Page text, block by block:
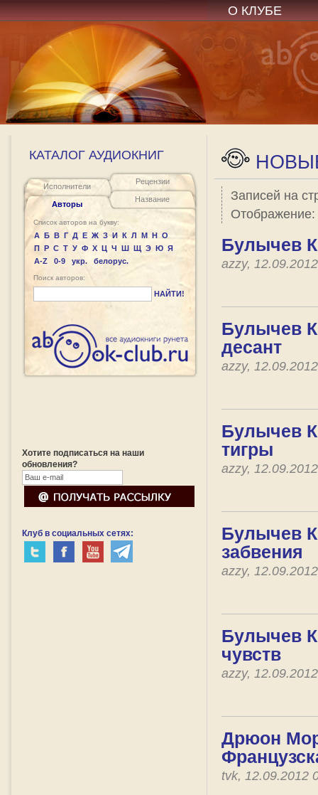
О КЛУБЕ
КАТАЛОГ АУДИОКНИГ
Исполнители
Авторы
Рецензии
Название
Список авторов на букву:
А Б В Г Д Е Ж З И К Л М Н О
П Р С Т У Ф Х Ц Ч Ш Щ Э Ю Я
A-Z
0-9 укр. белорус.
Поиск авторов:
НАЙТИ!
Хотите подписаться на наши
обновления?
Клуб в социальных сетях:
Записей на
Отображение:
Булычев
azzy,
Булычев
десант
azzy,
Булычев
тигры
azzy,
Булычев
забвения
azzy,
Булычев
чувств
azzy,
Дрюон
tvk,